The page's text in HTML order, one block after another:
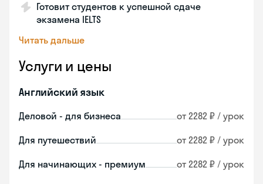
Готовит студентов к успешной сдаче
экзамена IELTS
Читать дальше
Услуги и цены
Английский язык
Деловой - для бизнеса от 2282 ₽ / урок
Для путешествий от 2282 ₽ / урок
Для начинающих - премиум от 2282 ₽ / урок